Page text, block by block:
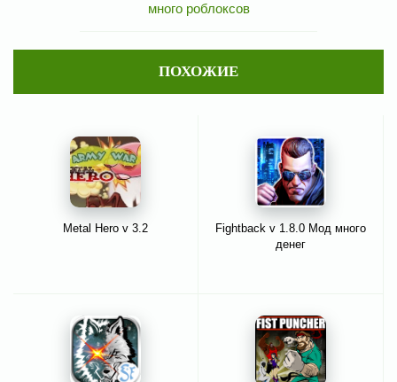
много роблоксов
ПОХОЖИЕ
Metal Hero v 3.2
Fightback v 1.8.0 Мод много
денег